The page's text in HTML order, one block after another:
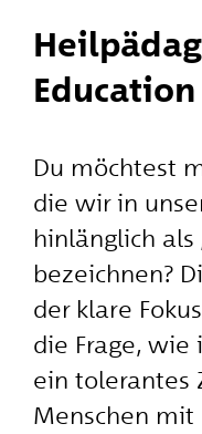
Education
Du möchtest
die wir in
hinlänglich als
bezeichnen?
der klare
die Frage, wie
ein tolerantes
Menschen mit